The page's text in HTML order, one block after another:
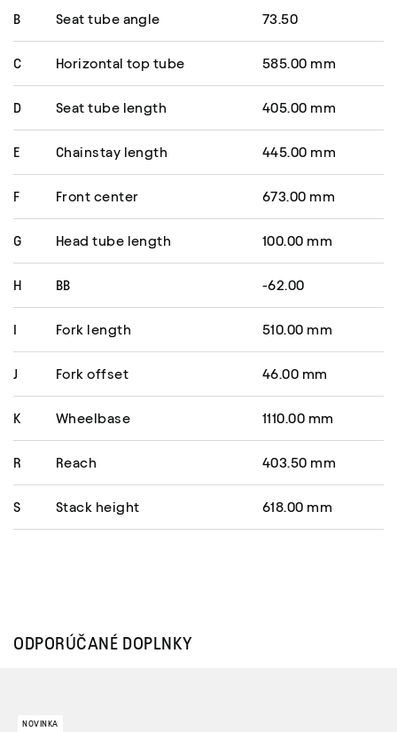
B Seat tube angle 73.50
C Horizontal top tube 585.00 mm
D Seat tube length 405.00 mm
E Chainstay length 445.00 mm
F Front center 673.00 mm
G Head tube length 100.00 mm
H BB -62.00
I Fork length 510.00 mm
J Fork offset 46.00 mm
K Wheelbase 1110.00 mm
R Reach 403.50 mm
S Stack height 618.00 mm
ODPORÚČANÉ DOPLNKY
NOVINKA